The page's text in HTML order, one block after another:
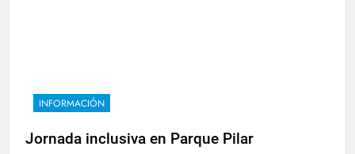
INFORMACIÓN
Jornada inclusiva en Parque Pilar